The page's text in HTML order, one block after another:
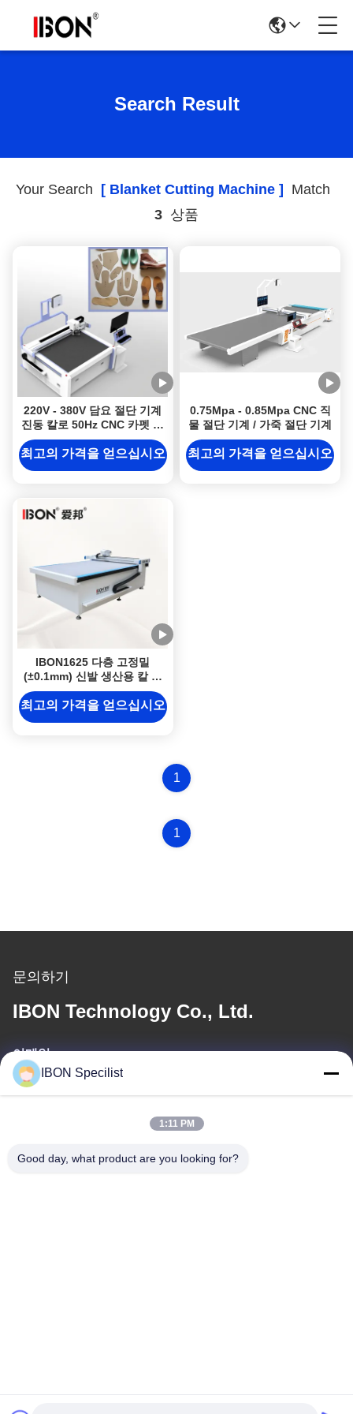
Search Result
Your Search [ Blanket Cutting Machine ]
Match
3 상품
220V - 380V 담요 절단 기계
진동 칼로 50Hz CNC 카펫 절
단 기계
최고의 가격을 얻으십시오
0.75Mpa - 0.85Mpa CNC 직
물 절단 기계 / 가죽 절단 기계
최고의 가격을 얻으십시오
IBON1625 다층 고정밀
(±0.1mm) 신발 생산용 칼 절
단기 (금형 불필요)
최고의 가격을 얻으십시오
1
1
문의하기
IBON Technology Co., Ltd.
이메일
IBON Specilist
1:11 PM
Good day, what product are you looking for?